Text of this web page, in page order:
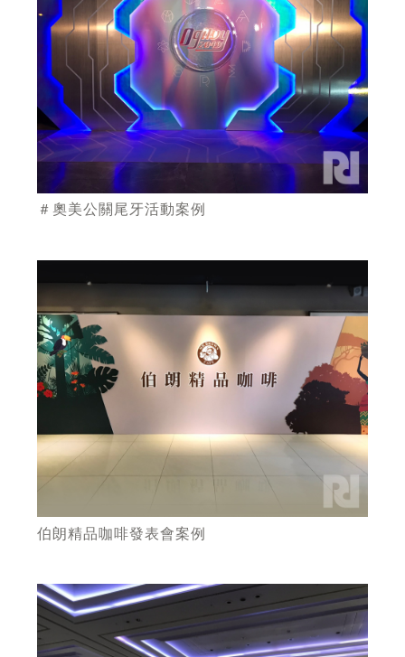
＃奧美公關尾牙活動案例
伯朗精品咖啡發表會案例